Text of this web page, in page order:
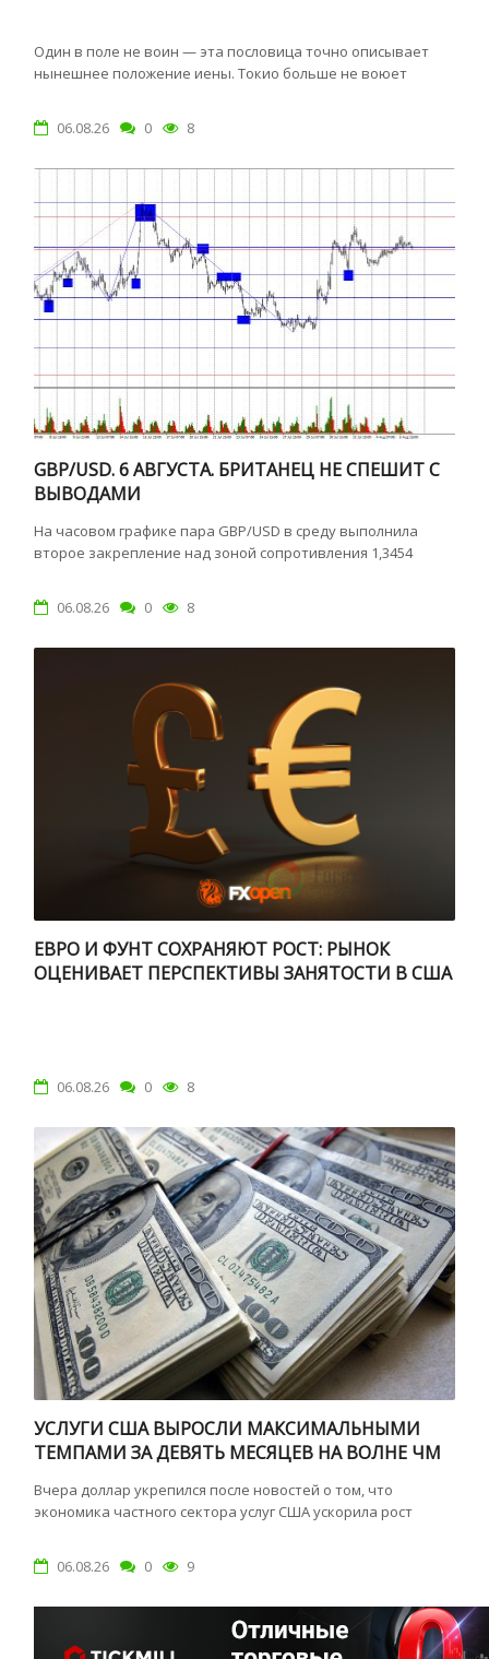
Один в поле не воин — эта пословица точно описывает
нынешнее положение иены. Токио больше не воюет
06.08.26 0 8
GBP/USD. 6 АВГУСТА. БРИТАНЕЦ НЕ СПЕШИТ С
ВЫВОДАМИ
На часовом графике пара GBP/USD в среду выполнила
второе закрепление над зоной сопротивления 1,3454
06.08.26 0 8
ЕВРО И ФУНТ СОХРАНЯЮТ РОСТ: РЫНОК
ОЦЕНИВАЕТ ПЕРСПЕКТИВЫ ЗАНЯТОСТИ В США
06.08.26 0 8
УСЛУГИ США ВЫРОСЛИ МАКСИМАЛЬНЫМИ
ТЕМПАМИ ЗА ДЕВЯТЬ МЕСЯЦЕВ НА ВОЛНЕ ЧМ
Вчера доллар укрепился после новостей о том, что
экономика частного сектора услуг США ускорила рост
06.08.26 0 9